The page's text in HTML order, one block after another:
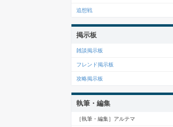
追想戦
掲示板
雑談掲示板
フレンド掲示板
攻略掲示板
執筆・編集
［執筆・編集］アルテマ